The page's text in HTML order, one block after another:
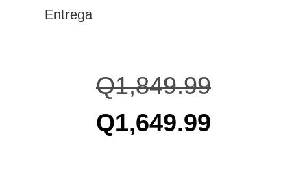
Entrega
Q1,849.99
Q1,649.99